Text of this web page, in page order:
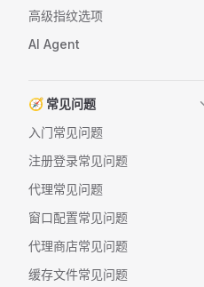
高级指纹选项
AI Agent
🧭 常见问题
入门常见问题
注册登录常见问题
代理常见问题
窗口配置常见问题
代理商店常见问题
缓存文件常见问题